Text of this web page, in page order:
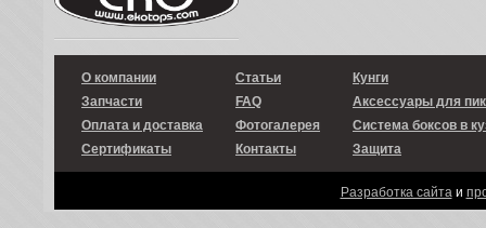
О компании
Запчасти
Оплата и доставка
Сертификаты
Статьи
FAQ
Фотогалерея
Контакты
Кунги
Аксессуары для
Система боксов в
Защита
Разработка сайтаи